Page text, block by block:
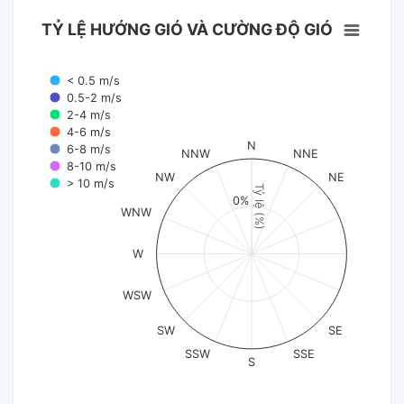
Tỷ lệ (%)
TỶ LỆ HƯỚNG GIÓ VÀ CƯỜNG ĐỘ GIÓ
< 0.5 m/s
0.5-2 m/s
2-4 m/s
4-6 m/s
6-8 m/s
8-10 m/s
> 10 m/s
N
NNE
NE
SE
SSE
S
SSW
SW
WSW
W
WNW
NW
NNW
0%